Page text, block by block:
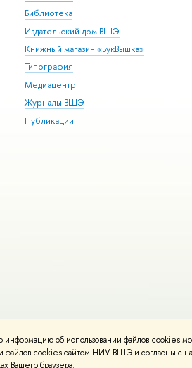
об использовании файлов cookies
файлов cookies сайтом НИУ ВШЭ и согласны с
Вашего браузера.
Библиотека
Издательский дом ВШЭ
Книжный магазин «БукВышка»
Типография
Медиацентр
Журналы ВШЭ
Публикации